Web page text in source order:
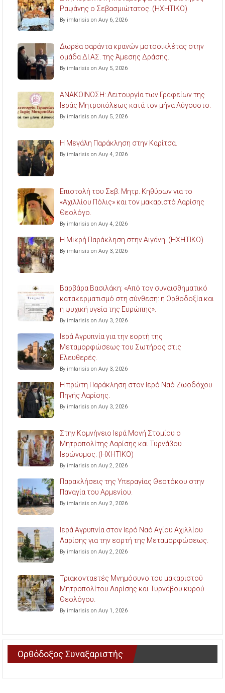
Ραψάνης ο Σεβασμιώτατος. (ΗΧΗΤΙΚΟ)
By imlarisis on Αυγ 6, 2026
Δωρέα σαράντα κρανών μοτοσικλέτας στην
ομάδα ΔΙ.ΑΣ. της Άμεσης Δράσης.
By imlarisis on Αυγ 5, 2026
ΑΝΑΚΟΙΝΩΣΗ: Λειτουργία των Γραφείων της
Ιεράς Μητροπόλεως κατά τον μήνα Αύγουστο.
By imlarisis on Αυγ 5, 2026
Η Μεγάλη Παράκληση στην Καρίτσα.
By imlarisis on Αυγ 4, 2026
Επιστολή του Σεβ. Μητρ. Κηθύρων για το
«Αχιλλίου Πόλις» και τον μακαριστό Λαρίσης
Θεολόγο.
By imlarisis on Αυγ 4, 2026
Η Μικρή Παράκληση στην Αιγάνη. (ΗΧΗΤΙΚΟ)
By imlarisis on Αυγ 3, 2026
Βαρβάρα Βασιλάκη: «Από τον συναισθηματικό
κατακερματισμό στη σύνθεση: η Ορθοδοξία και
η ψυχική υγεία της Ευρώπης».
By imlarisis on Αυγ 3, 2026
Ιερά Αγρυπνία για την εορτή της
Μεταμορφώσεως του Σωτήρος στις
Ελευθερές.
By imlarisis on Αυγ 3, 2026
Η πρώτη Παράκληση στον Ιερό Ναό Ζωοδόχου
Πηγής Λαρίσης.
By imlarisis on Αυγ 3, 2026
Στην Κομνήνειο Ιερά Μονή Στομίου ο
Μητροπολίτης Λαρίσης και Τυρνάβου
Ιερώνυμος. (ΗΧΗΤΙΚΟ)
By imlarisis on Αυγ 2, 2026
Παρακλήσεις της Υπεραγίας Θεοτόκου στην
Παναγία του Αρμενίου.
By imlarisis on Αυγ 2, 2026
Ιερά Αγρυπνία στον Ιερό Ναό Αγίου Αχιλλίου
Λαρίσης για την εορτή της Μεταμορφώσεως.
By imlarisis on Αυγ 2, 2026
Τριακονταετές Μνημόσυνο του μακαριστού
Μητροπολίτου Λαρίσης και Τυρνάβου κυρού
Θεολόγου.
By imlarisis on Αυγ 1, 2026
Ορθόδοξος Συναξαριστής